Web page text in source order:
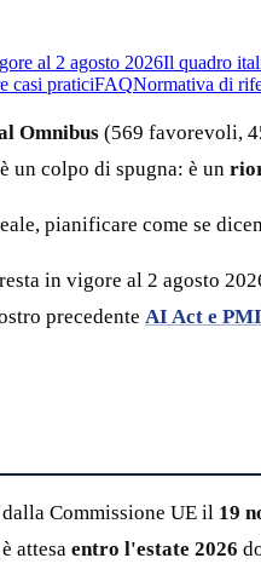
al 2 agosto 2026Il quadro
casi praticiFAQNormativa di
Omnibus (569 favorevoli,
un colpo di spugna: è un
pianificare come se
in vigore al 2 agosto
precedente AI Act e
Commissione UE il 19
attesa entro l'estate 2026